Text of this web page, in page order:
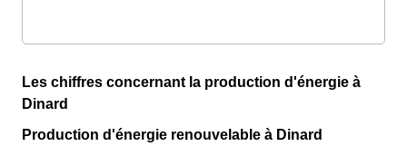
Les chiffres concernant la production d'énergie à
Dinard
Production d'énergie renouvelable à Dinard